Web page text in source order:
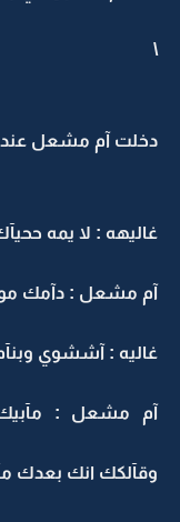
\
دخلت آم مشعل عند
غاليهه : لا يمه
آم مشعل : دآمك مو
غاليه : آششوي
آم مشعل : مآبيك
وقآلكك انك بعدك